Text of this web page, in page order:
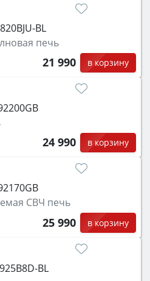
50–70 л для семьи,
самоочистка,
BL
печь
21 990 в корзину
24 990 в корзину
СВЧ печь
25 990 в корзину
BL